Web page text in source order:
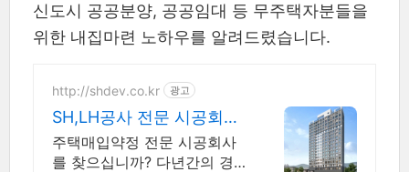
신도시 공공분양, 공공임대 등 무주택자분들을
위한 내집마련 노하우를 알려드렸습니다.
http://shdev.co.kr 광고
SH,LH공사 전문 시공회사
자체적인 품질점검 실시
주택매입약정 전문 시공회사
를 찾으십니까? 다년간의 경